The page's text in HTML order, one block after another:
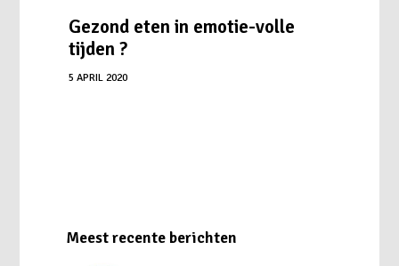
Gezond eten in emotie-volle
tijden ?
5 APRIL 2020
Meest recente berichten